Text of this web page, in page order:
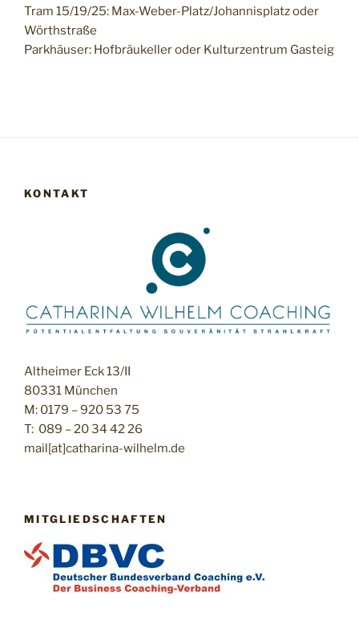
Tram 15/19/25: Max-Weber-Platz/Johannisplatz oder
Wörthstraße
Parkhäuser: Hofbräukeller oder Kulturzentrum Gasteig
KONTAKT
Altheimer Eck 13/II
80331 München
M: 0179 – 920 53 75
T: 089 – 20 34 42 26
mail[at]catharina-wilhelm.de
MITGLIEDSCHAFTEN